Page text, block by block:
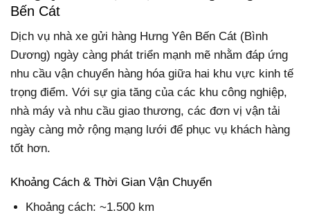
Bến Cát
Dịch vụ nhà xe gửi hàng Hưng Yên Bến Cát (Bình
Dương) ngày càng phát triển mạnh mẽ nhằm đáp ứng
nhu cầu vận chuyển hàng hóa giữa hai khu vực kinh tế
trọng điểm. Với sự gia tăng của các khu công nghiệp,
nhà máy và nhu cầu giao thương, các đơn vị vận tải
ngày càng mở rộng mạng lưới để phục vụ khách hàng
tốt hơn.
Khoảng Cách & Thời Gian Vận Chuyển
Khoảng cách: ~1.500 km